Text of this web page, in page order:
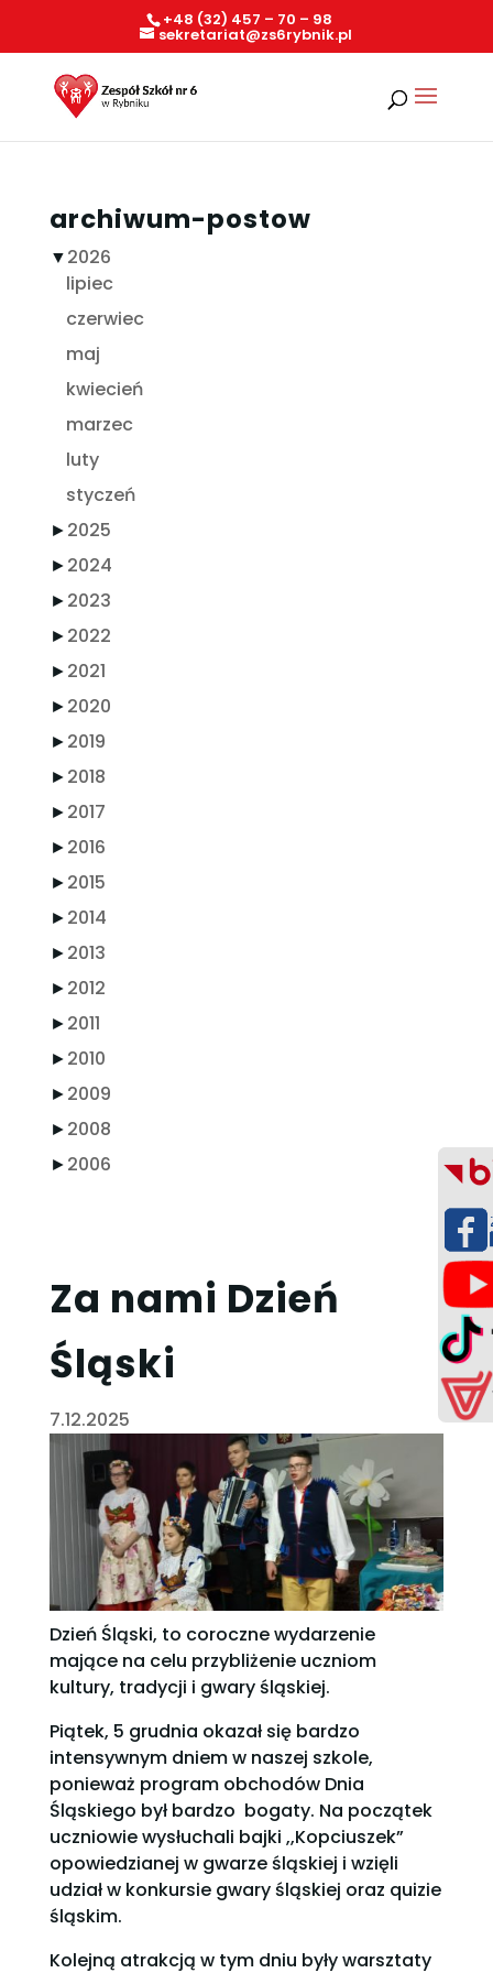
+48 (32) 457 – 70 – 98
sekretariat@zs6rybnik.pl
archiwum-postow
▼2026
lipiec
czerwiec
maj
kwiecień
marzec
luty
styczeń
►2025
►2024
►2023
►2022
►2021
►2020
►2019
►2018
►2017
►2016
►2015
►2014
►2013
►2012
►2011
►2010
►2009
►2008
►2006
Za nami Dzień
Śląski
7.12.2025
Dzień Śląski, to coroczne wydarzenie
mające na celu przybliżenie uczniom
kultury, tradycji i gwary śląskiej.
Piątek, 5 grudnia okazał się bardzo
intensywnym dniem w naszej szkole,
ponieważ program obchodów Dnia
Śląskiego był bardzo bogaty. Na początek
uczniowie wysłuchali bajki ,,Kopciuszek”
opowiedzianej w gwarze śląskiej i wzięli
udział w konkursie gwary śląskiej oraz quizie
śląskim.
Kolejną atrakcją w tym dniu były warsztaty